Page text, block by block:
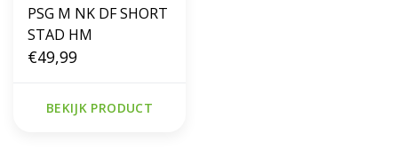
PSG M NK DF SHORT
STAD HM
€49,99
BEKIJK PRODUCT